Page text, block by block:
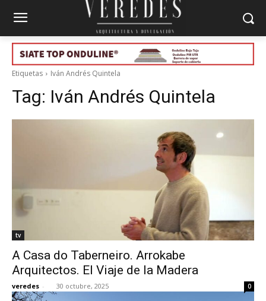
Etiquetas Iván Andrés Quintela
Tag: Iván Andrés Quintela
tv
A Casa do Taberneiro. Arrokabe
Arquitectos. El Viaje de la Madera
veredes - 30 octubre, 2025 0